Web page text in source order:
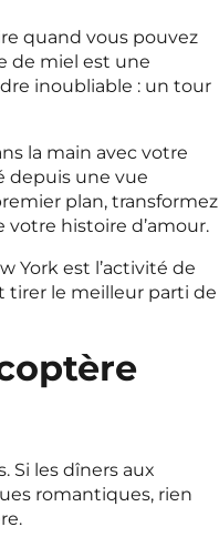
quand vous pouvez
de miel est une
inoubliable : un tour
la main avec votre
depuis une vue
plan, transformez
histoire d’amour.
York est l’activité de
tirer le meilleur parti de
Si les dîners aux
romantiques, rien